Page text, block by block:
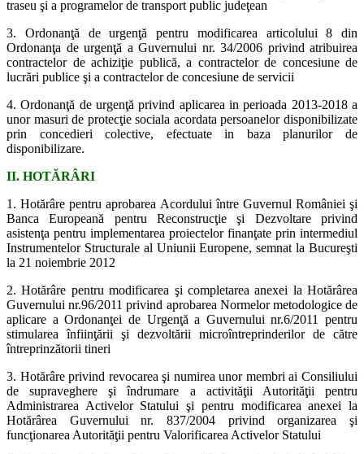
traseu şi a programelor de transport public judeţean
3. Ordonanţă de urgenţă pentru modificarea articolului 8 din
Ordonanţa de urgenţă a Guvernului nr. 34/2006 privind atribuirea
contractelor de achiziţie publică, a contractelor de concesiune de
lucrări publice şi a contractelor de concesiune de servicii
4. Ordonanţă de urgenţă privind aplicarea in perioada 2013-2018 a
unor masuri de protecţie sociala acordata persoanelor disponibilizate
prin concedieri colective, efectuate in baza planurilor de
disponibilizare.
II. HOTĂRÂRI
1. Hotărâre pentru aprobarea Acordului între Guvernul României şi
Banca Europeană pentru Reconstrucţie şi Dezvoltare privind
asistenţa pentru implementarea proiectelor finanţate prin intermediul
Instrumentelor Structurale al Uniunii Europene, semnat la Bucureşti
la 21 noiembrie 2012
2. Hotărâre pentru modificarea şi completarea anexei la Hotărârea
Guvernului nr.96/2011 privind aprobarea Normelor metodologice de
aplicare a Ordonanţei de Urgenţă a Guvernului nr.6/2011 pentru
stimularea înfiinţării şi dezvoltării microîntreprinderilor de către
întreprinzătorii tineri
3. Hotărâre privind revocarea şi numirea unor membri ai Consiliului
de supraveghere şi îndrumare a activităţii Autorităţii pentru
Administrarea Activelor Statului şi pentru modificarea anexei la
Hotărârea Guvernului nr. 837/2004 privind organizarea şi
funcţionarea Autorităţii pentru Valorificarea Activelor Statului